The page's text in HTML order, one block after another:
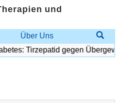
und
Über Uns
Tirzepatid gegen Übergewicht und